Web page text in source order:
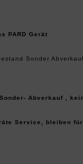
PARD Gerät
Sonder
Abverkauf ,
Service, bleiben